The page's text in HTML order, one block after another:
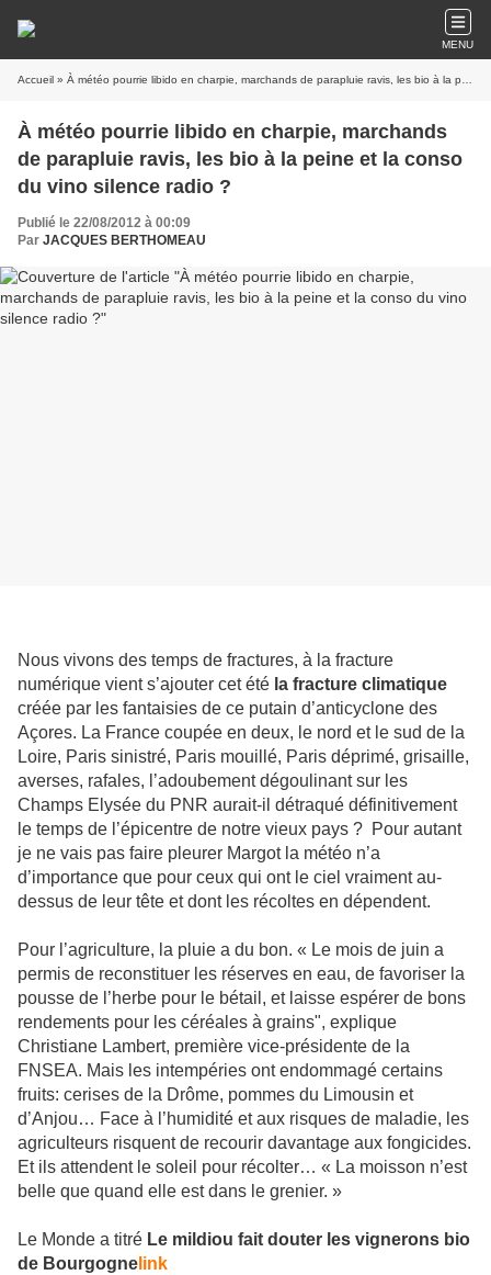
MENU
Accueil » À météo pourrie libido en charpie, marchands de parapluie ravis, les bio à la peine et la conso du vino silence radio ?
À météo pourrie libido en charpie, marchands
de parapluie ravis, les bio à la peine et la conso
du vino silence radio ?
Publié le 22/08/2012 à 00:09
Par JACQUES BERTHOMEAU
Nous vivons des temps de fractures, à la fracture
numérique vient s’ajouter cet été la fracture climatique
créée par les fantaisies de ce putain d’anticyclone des
Açores. La France coupée en deux, le nord et le sud de la
Loire, Paris sinistré, Paris mouillé, Paris déprimé, grisaille,
averses, rafales, l’adoubement dégoulinant sur les
Champs Elysée du PNR aurait-il détraqué définitivement
le temps de l’épicentre de notre vieux pays ? Pour autant
je ne vais pas faire pleurer Margot la météo n’a
d’importance que pour ceux qui ont le ciel vraiment au-
dessus de leur tête et dont les récoltes en dépendent.
Pour l’agriculture, la pluie a du bon. « Le mois de juin a
permis de reconstituer les réserves en eau, de favoriser la
pousse de l’herbe pour le bétail, et laisse espérer de bons
rendements pour les céréales à grains", explique
Christiane Lambert, première vice-présidente de la
FNSEA. Mais les intempéries ont endommagé certains
fruits: cerises de la Drôme, pommes du Limousin et
d’Anjou… Face à l’humidité et aux risques de maladie, les
agriculteurs risquent de recourir davantage aux fongicides.
Et ils attendent le soleil pour récolter… « La moisson n’est
belle que quand elle est dans le grenier. »
Le Monde a titré Le mildiou fait douter les vignerons bio
de Bourgogne link